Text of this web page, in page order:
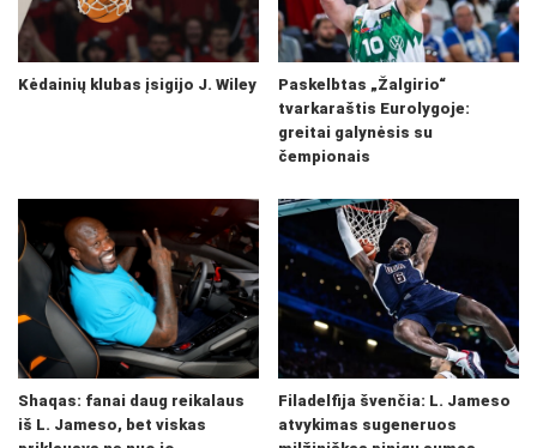
Kėdainių klubas įsigijo J. Wiley
Paskelbtas „Žalgirio“
tvarkaraštis Eurolygoje:
greitai galynėsis su
čempionais
Shaqas: fanai daug reikalaus
iš L. Jameso, bet viskas
Filadelfija švenčia: L. Jameso
atvykimas sugeneruos